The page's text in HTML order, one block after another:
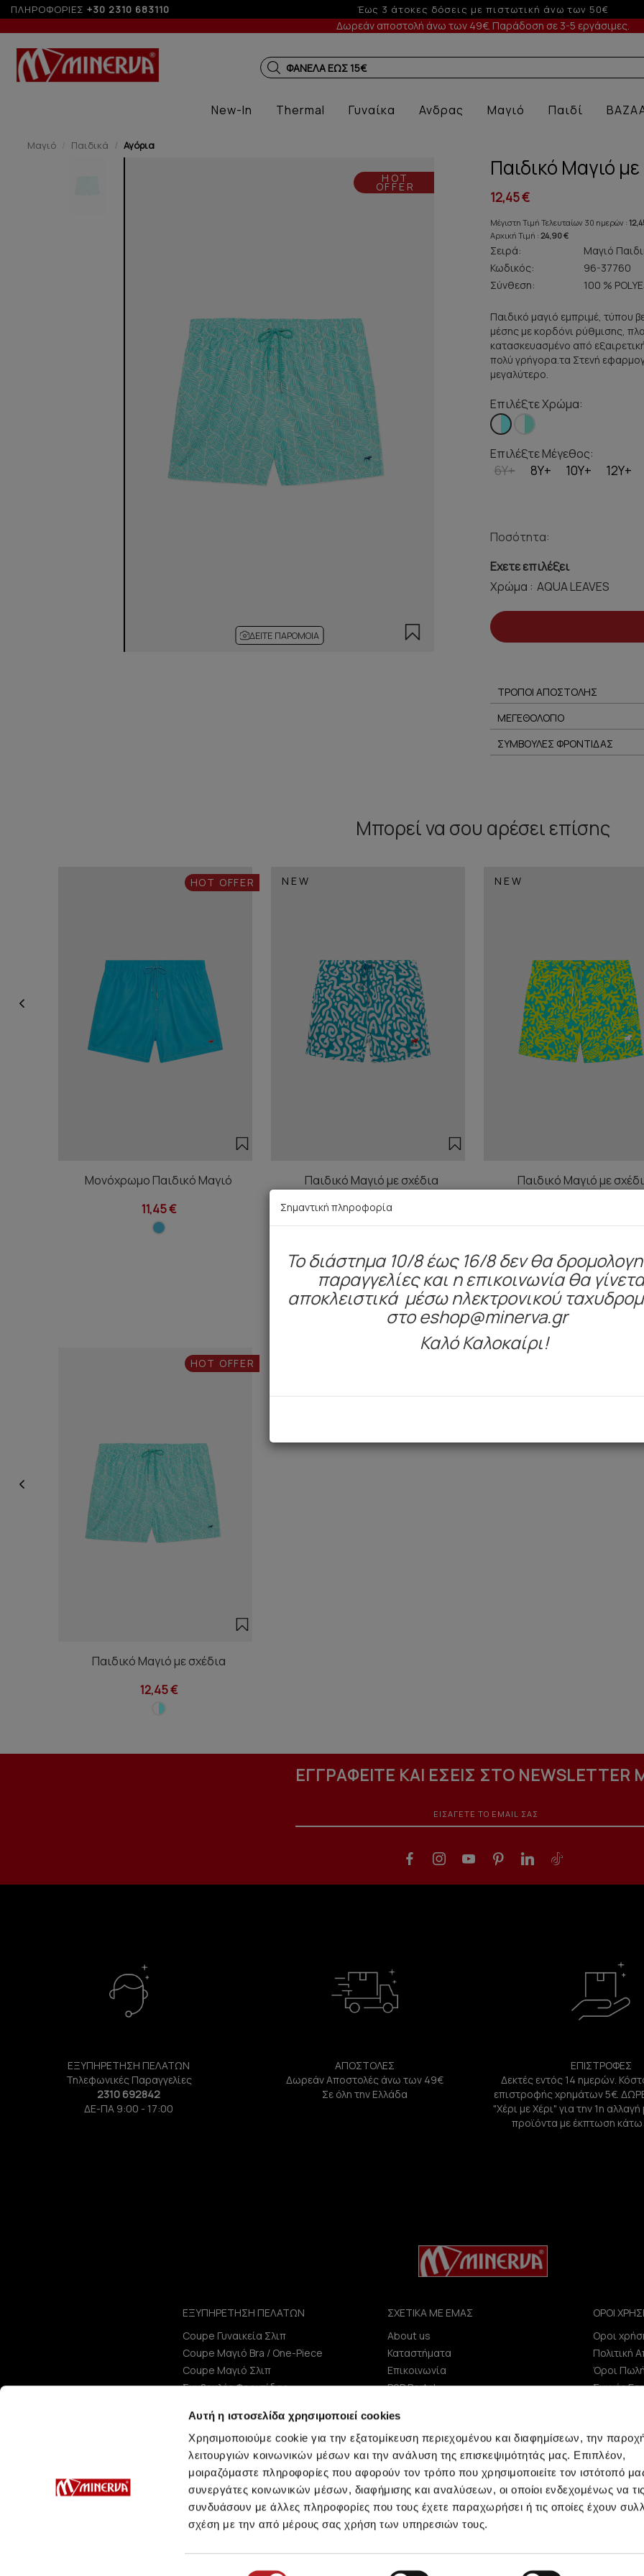
Αυτή η ιστοσελίδα χρησιμοποιεί cookies
Χρησιμοποιούμε cookie για την εξατομίκευση περιεχομένου και διαφημίσεων, την
λειτουργιών κοινωνικών μέσων και την ανάλυση της επισκεψιμότητάς μας. Επιπλέον,
μοιραζόμαστε πληροφορίες που αφορούν τον τρόπο που χρησιμοποιείτε τον ιστότοπό
συνεργάτες κοινωνικών μέσων, διαφήμισης και αναλύσεων, οι οποίοι ενδεχομένως να
συνδυάσουν με άλλες πληροφορίες που τους έχετε παραχωρήσει ή τις οποίες έχουν
σχέση με την από μέρους σας χρήση των υπηρεσιών τους.
ΠΛΗΡΟΦΟΡΙΕΣ +30 2310 683110
Έως 3 άτοκες δόσεις με πιστωτική άνω των 50€ Έως 6 άτοκες δόσεις με
Δωρεάν αποστολή άνω των 49€. Παράδοση σε 3-5 εργάσιμες.
ΠΑΙΔΙΚΑ
New-In Thermal Γυναίκα Ανδρας Μαγιό Παιδί
Μαγιό Παιδικά Αγόρια
HOT
OFFER
ΔΕΊΤΕ ΠΑΡΌΜΟΙΑ
Παιδικό Μαγιό
12,45 €
Μέγιστη Τιμή Τελευταίων 30 ημερών :
Αρχική Τιμή : 24,90 €
Σειρά:
Μαγιό
Κωδικός:
96-37760
Σύνθεση:
100 %
Παιδικό μαγιό εμπριμέ, τύπου
μέσης με κορδόνι ρύθμισης,
κατασκευασμένο από
πολύ γρήγορα.τα Στενή
μεγαλύτερο.
Επιλέξτε Χρώμα:
Επιλέξτε Μέγεθος:
6Y+ 8Y+ 10Y+ 12Y+
Ποσότητα:
Εχετε επιλέξει
Χρώμα :
ΤΡΟΠΟΙ ΑΠΟΣΤΟΛΗΣ
ΜΕΓΕΘΟΛΟΓΙΟ
ΣΥΜΒΟΥΛΕΣ ΦΡΟΝΤΙΔΑΣ
Μπορεί να σου αρέσει επίσης
HOT OFFER
Μονόχρωμο Παιδικό Μαγιό
11,45 €
NEW
Παιδικό Μαγιό με σχέδια
17,40 €12,45 €
NEW
Παιδικό Μαγιό με
Είδατε πρόσφατα
HOT OFFER
Παιδικό Μαγιό με σχέδια
12,45 €
ΕΓΓΡΑΦΕΙΤΕ ΚΑΙ ΕΣΕΙΣ ΣΤΟ NEWSLETTER
ΕΞΥΠΗΡΕΤΗΣΗ ΠΕΛΑΤΩΝ
Τηλεφωνικές Παραγγελίες
2310 692842
ΔΕ-ΠΑ 9:00 - 17:00
ΑΠΟΣΤΟΛΕΣ
Δωρεάν Αποστολές άνω των 49€
Σε όλη την Ελλάδα
ΕΠΙΣΤΡΟΦΕΣ
Δεκτές εντός 14 ημερών.
επιστροφής χρημάτων 5€.
"Χέρι με Χέρι" για την 1η
προϊόντα με έκπτωση
ΕΞΥΠΗΡΕΤΗΣΗ ΠΕΛΑΤΩΝ
Coupe Γυναικεία Σλιπ
Coupe Μαγιό Bra / One-Piece
Coupe Μαγιό Σλιπ
Συμβουλές Φροντίδας
ΣΧΕΤΙΚΑ ΜΕ ΕΜΑΣ
About us
Καταστήματα
Επικοινωνία
B2B Portal
ΑΝΑΚΟΙΝΩΣΕΙΣ ΧΑΑ
Εταιρεία
ΟΡΟΙ
Οροι
Πολιτική
Όροι
Συχνές
Σημαντική πληροφορία
To διάστημα 10/8 έως 16/8 δεν θα
παραγγελίες και η επικοινωνία θα
αποκλειστικά μέσω ηλεκτρονικού
στο eshop@minerva.gr
Καλό Καλοκαίρι!